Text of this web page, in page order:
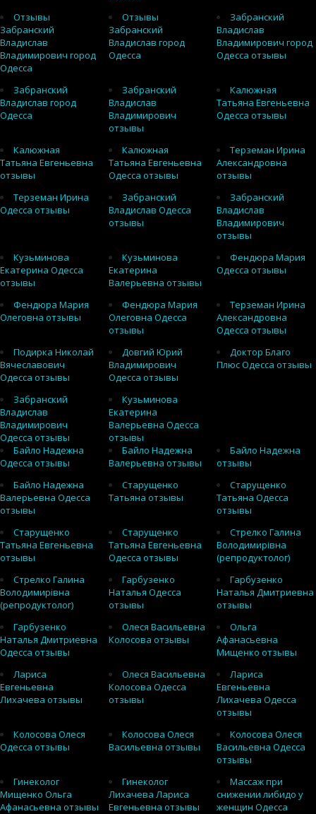
Отзывы
Забранский
Владислав
Владимирович город
Одесса
Отзывы
Забранский
Владислав город
Одесса
Забранский
Владислав
Владимирович город
Одесса отзывы
Забранский
Владислав город
Одесса
Забранский
Владислав
Владимирович
отзывы
Калюжная
Татьяна Евгеньевна
Одесса отзывы
Калюжная
Татьяна Евгеньевна
отзывы
Калюжная
Татьяна Евгеньевна
Одесса отзывы
Терземан Ирина
Александровна
отзывы
Терземан Ирина
Одесса отзывы
Забранский
Владислав Одесса
отзывы
Забранский
Владислав
Владимирович
отзывы
Кузьминова
Екатерина Одесса
отзывы
Кузьминова
Екатерина
Валерьевна отзывы
Фендюра Мария
Одесса отзывы
Фендюра Мария
Олеговна отзывы
Фендюра Мария
Олеговна Одесса
отзывы
Терземан Ирина
Александровна
Одесса отзывы
Подирка Николай
Вячеславович
Одесса отзывы
Довгий Юрий
Владимирович
Одесса отзывы
Доктор Благо
Плюс Одесса отзывы
Забранский
Владислав
Владимирович
Одесса отзывы
Кузьминова
Екатерина
Валерьевна Одесса
отзывы
Байло Надежна
Одесса отзывы
Байло Надежна
Валерьевна отзывы
Байло Надежна
отзывы
Байло Надежна
Валерьевна Одесса
отзывы
Старущенко
Татьяна отзывы
Старущенко
Татьяна Одесса
отзывы
Старущенко
Татьяна Евгеньевна
отзывы
Старущенко
Татьяна Евгеньевна
Одесса отзывы
Стрелко Галина
Володимирівна
(репродуктолог)
Стрелко Галина
Володимирівна
(репродуктолог)
Гарбузенко
Наталья Одесса
отзывы
Гарбузенко
Наталья Дмитриевна
отзывы
Гарбузенко
Наталья Дмитриевна
Одесса отзывы
Олеся Васильевна
Колосова отзывы
Ольга
Афанасьевна
Мищенко отзывы
Лариса
Евгеньевна
Лихачева отзывы
Олеся Васильевна
Колосова Одесса
отзывы
Лариса
Евгеньевна
Лихачева Одесса
отзывы
Колосова Олеся
Одесса отзывы
Колосова Олеся
Васильевна отзывы
Колосова Олеся
Васильевна Одесса
отзывы
Гинеколог
Мищенко Ольга
Афанасьевна отзывы
Гинеколог
Лихачева Лариса
Евгеньевна отзывы
Массаж при
снижении либидо у
женщин Одесса